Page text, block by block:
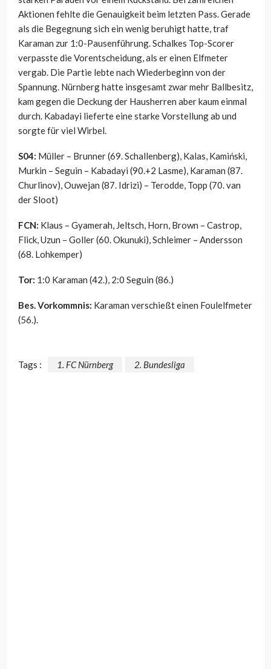
Aktionen fehlte die Genauigkeit beim letzten Pass. Gerade
als die Begegnung sich ein wenig beruhigt hatte, traf
Karaman zur 1:0-Pausenführung. Schalkes Top-Scorer
verpasste die Vorentscheidung, als er einen Elfmeter
vergab. Die Partie lebte nach Wiederbeginn von der
Spannung. Nürnberg hatte insgesamt zwar mehr Ballbesitz,
kam gegen die Deckung der Hausherren aber kaum einmal
durch. Kabadayi lieferte eine starke Vorstellung ab und
sorgte für viel Wirbel.
S04: Müller – Brunner (69. Schallenberg), Kalas, Kamiński,
Murkin – Seguin – Kabadayi (90.+2 Lasme), Karaman (87.
Churlinov), Ouwejan (87. Idrizi) – Terodde, Topp (70. van
der Sloot)
FCN: Klaus – Gyamerah, Jeltsch, Horn, Brown – Castrop,
Flick, Uzun – Goller (60. Okunuki), Schleimer – Andersson
(68. Lohkemper)
Tor: 1:0 Karaman (42.), 2:0 Seguin (86.)
Bes. Vorkommnis: Karaman verschießt einen Foulelfmeter
(56.).
Tags : 1. FC Nürnberg 2. Bundesliga